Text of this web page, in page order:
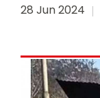
28 Jun 2024